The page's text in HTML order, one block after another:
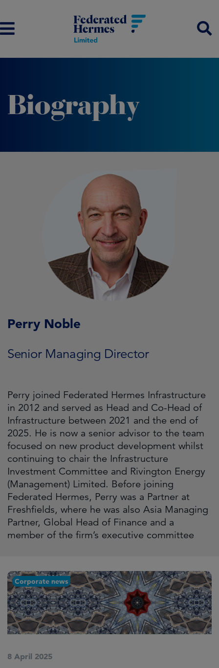
Biography
Perry Noble
Senior Managing Director
Perry joined Federated Hermes Infrastructure
in 2012 and served as Head and Co-Head of
Infrastructure between 2021 and the end of
2025. He is now a senior advisor to the team
focused on new product development whilst
continuing to chair the Infrastructure
Investment Committee and Rivington Energy
(Management) Limited. Before joining
Federated Hermes, Perry was a Partner at
Freshfields, where he was also Asia Managing
Partner, Global Head of Finance and a
member of the firm’s executive committee
Corporate news
8 April 2025